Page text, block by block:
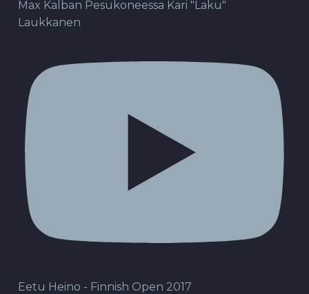
Max Kalban Pesukoneessa Kari "Laku"
Laukkanen
Eetu Heino - Finnish Open 2017